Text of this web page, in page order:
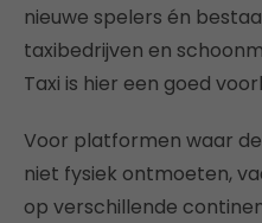
nieuwe spelers én
taxibedrijven en
Taxi is hier een goed
Voor platformen waar
niet fysiek ontmoeten,
op verschillende